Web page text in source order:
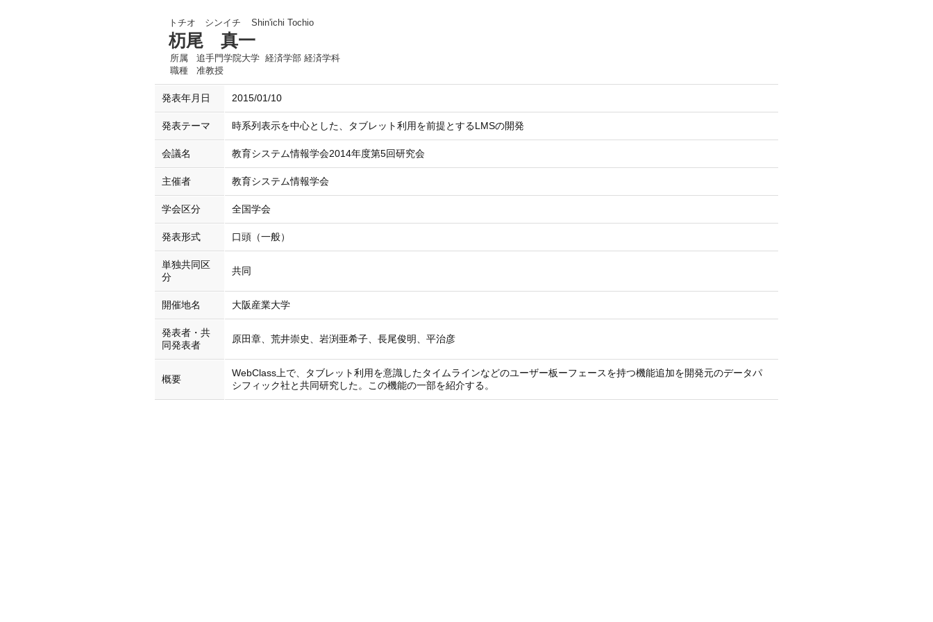
トチオ シンイチ Shin'ichi Tochio
杤尾 真一
所属
追手門学院大学 経済学部 経済学科
職種
准教授
発表年月日 2015/01/10
発表テーマ 時系列表示を中心とした、タブレット利用を前提とするLMSの開発
会議名 教育システム情報学会2014年度第5回研究会
主催者 教育システム情報学会
学会区分 全国学会
発表形式 口頭（一般）
単独共同区
分
共同
開催地名 大阪産業大学
発表者・共
同発表者
原田章、荒井崇史、岩渕亜希子、長尾俊明、平治彦
概要
WebClass上で、タブレット利用を意識したタイムラインなどのユーザー板ーフェースを持つ機能追加を開発元のデータパ
シフィック社と共同研究した。この機能の一部を紹介する。